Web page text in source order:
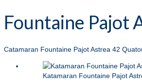
Fountaine Pajot
Catamaran Fountaine Pajot Astrea 42
Katamaran Fountaine Pajot